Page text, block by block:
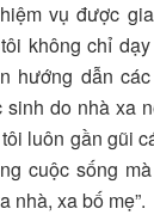
vụ được
không chỉ
hướng dẫn
sinh do nhà xa
luôn gần gũi
cuộc sống
nhà, xa bố mẹ”.